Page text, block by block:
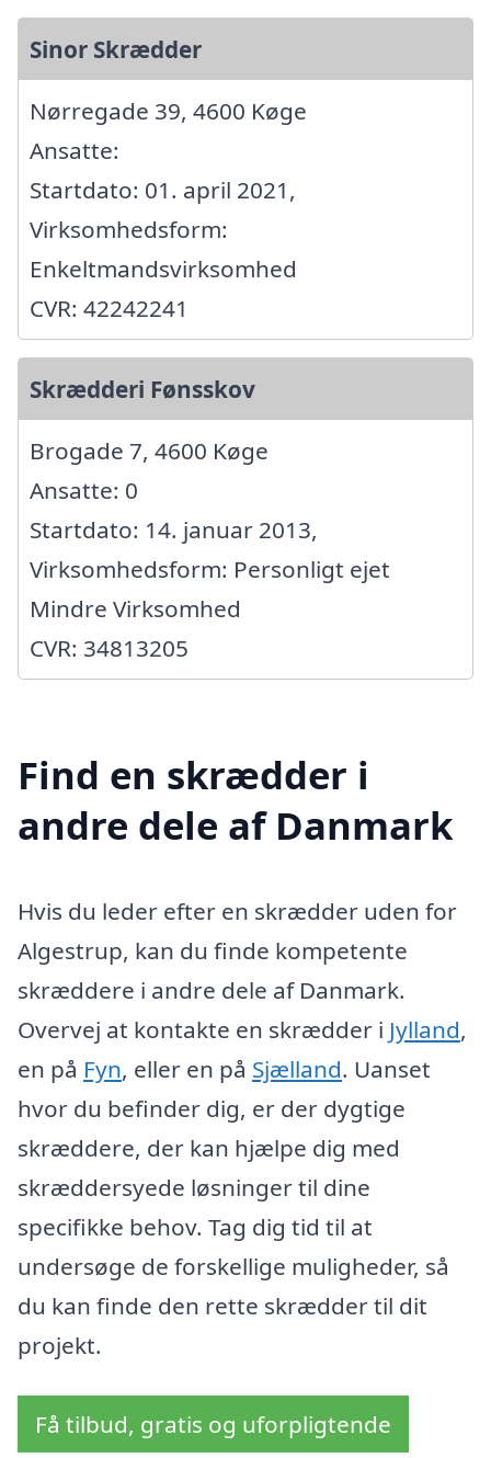
Sinor Skrædder
Nørregade 39, 4600 Køge
Ansatte:
Startdato: 01. april 2021,
Virksomhedsform:
Enkeltmandsvirksomhed
CVR: 42242241
Skrædderi Fønsskov
Brogade 7, 4600 Køge
Ansatte: 0
Startdato: 14. januar 2013,
Virksomhedsform: Personligt ejet
Mindre Virksomhed
CVR: 34813205
Find en skrædder i
andre dele af Danmark
Hvis du leder efter en skrædder uden for
Algestrup, kan du finde kompetente
skræddere i andre dele af Danmark.
Overvej at kontakte en skrædder i Jylland,
en på Fyn, eller en på Sjælland. Uanset
hvor du befinder dig, er der dygtige
skræddere, der kan hjælpe dig med
skræddersyede løsninger til dine
specifikke behov. Tag dig tid til at
undersøge de forskellige muligheder, så
du kan finde den rette skrædder til dit
projekt.
Få tilbud, gratis og uforpligtende